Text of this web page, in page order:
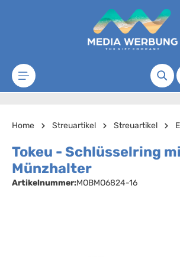
Zum Hauptinhalt springen
Home Streuartikel Streuartikel
Tokeu - Schlüsselring
Münzhalter
Artikelnummer:MOBMO6824-16